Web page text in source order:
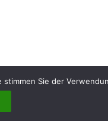
Sie der